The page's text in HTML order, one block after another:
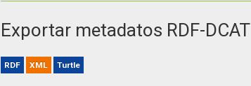
Exportar metadatos RDF-DCAT
RDF XML Turtle